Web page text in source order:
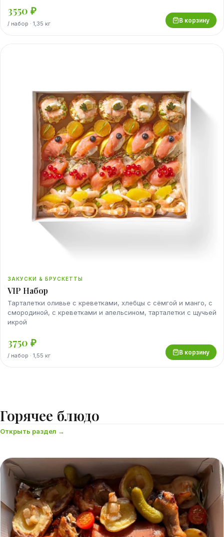
3550 ₽
/ набор · 1,35 кг В корзину
ЗАКУСКИ & БРУСКЕТТЫ
VIP Набор
Тарталетки оливье с креветками, хлебцы с сёмгой и манго, с
смородиной, с креветками и апельсином, тарталетки с щучьей
икрой
3750 ₽
/ набор · 1,55 кг В корзину
Горячее блюдо
Открыть раздел →